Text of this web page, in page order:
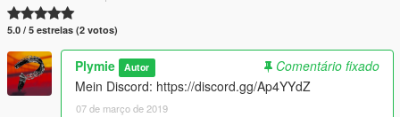
5.0 / 5 estrelas (2 votos)
Plymie Autor
Comentário fixado
Mein Discord: https://discord.gg/Ap4YYdZ
07 de março de 2019